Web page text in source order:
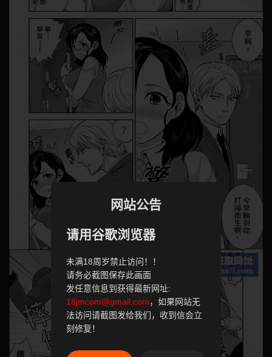
网站公告
请用谷歌浏览器
未满18周岁禁止访问！！
请务必截图保存此画面
发任意信息到获得最新网址:
18jmcom@gmail.com，如果网站无
法访问请截图发给我们，收到信会立
刻修复！